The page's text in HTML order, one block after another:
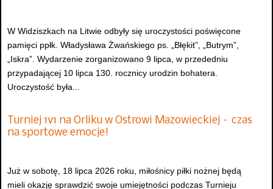
W Widziszkach na Litwie odbyły się uroczystości poświęcone
pamięci ppłk. Władysława Żwańskiego ps. „Błękit”, „Butrym”,
„Iskra”. Wydarzenie zorganizowano 9 lipca, w przededniu
przypadającej 10 lipca 130. rocznicy urodzin bohatera.
Uroczystość była...
Turniej 1v1 na Orliku w Ostrowi Mazowieckiej – czas
na sportowe emocje!
Już w sobotę, 18 lipca 2026 roku, miłośnicy piłki nożnej będą
mieli okazję sprawdzić swoje umiejętności podczas Turnieju